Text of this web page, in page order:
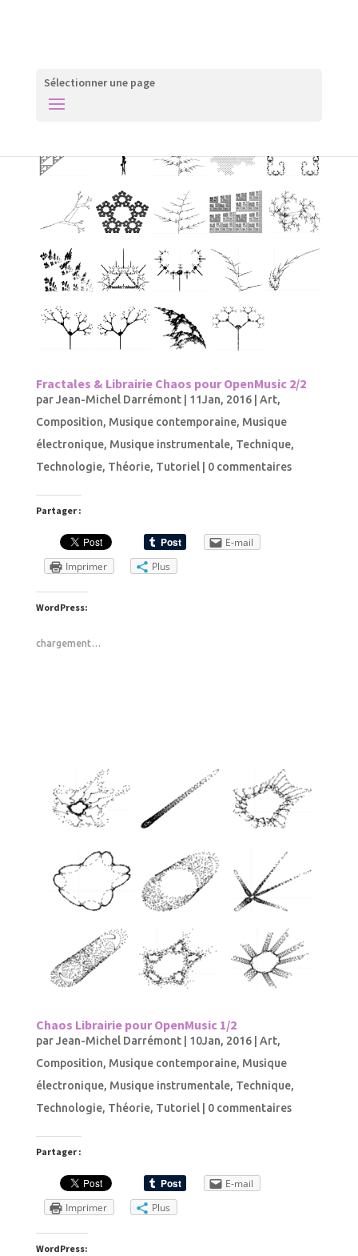
Sélectionner une page
Fractales & Librairie Chaos pour OpenMusic 2/2
parJean-Michel Darrémont| 11Jan, 2016| Art,
Composition, Musique contemporaine, Musique
électronique, Musique instrumentale, Technique,
Technologie, Théorie, Tutoriel| 0 commentaires
Partager :
E-mail
Imprimer
Plus
WordPress:
chargement…
Chaos Librairie pour OpenMusic 1/2
parJean-Michel Darrémont| 10Jan, 2016| Art,
Composition, Musique contemporaine, Musique
électronique, Musique instrumentale, Technique,
Technologie, Théorie, Tutoriel| 0 commentaires
Partager :
E-mail
Imprimer
Plus
WordPress: